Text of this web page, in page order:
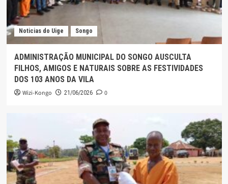
Noticias do Uige Songo
ADMINISTRAÇÃO MUNICIPAL DO SONGO AUSCULTA
FILHOS, AMIGOS E NATURAIS SOBRE AS FESTIVIDADES
DOS 103 ANOS DA VILA
Wizi-Kongo 21/06/2026 0